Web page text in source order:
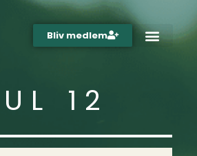
Bliv medlem
12